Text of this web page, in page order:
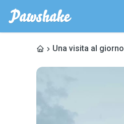
Una visita al giorno